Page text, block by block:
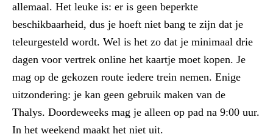
allemaal. Het leuke is: er is geen beperkte
beschikbaarheid, dus je hoeft niet bang te zijn dat je
teleurgesteld wordt. Wel is het zo dat je minimaal drie
dagen voor vertrek online het kaartje moet kopen. Je
mag op de gekozen route iedere trein nemen. Enige
uitzondering: je kan geen gebruik maken van de
Thalys. Doordeweeks mag je alleen op pad na 9:00 uur.
In het weekend maakt het niet uit.